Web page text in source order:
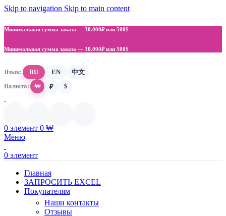
Skip to navigation Skip to main content
Минимальная сумма заказа — 30.000₽ или 500$
Минимальная сумма заказа — 30.000₽ или 500$
Язык: RU EN
中文
Валюта:
₩ ₽ $
0 элемент 0 ₩
Меню
0 элемент
Главная
ЗАПРОСИТЬ EXCEL
Покупателям
Наши контакты
Отзывы